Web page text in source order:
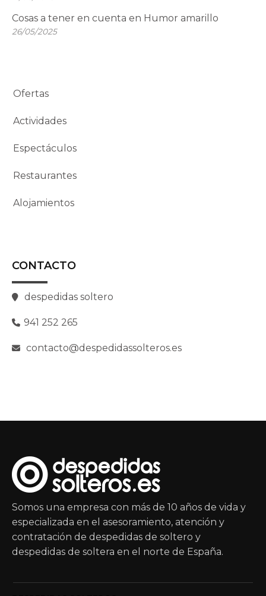
Cosas a tener en cuenta en Humor amarillo
26/05/2025
Ofertas
Actividades
Espectáculos
Restaurantes
Alojamientos
CONTACTO
despedidas soltero
941 252 265
contacto@despedidassolteros.es
Somos una empresa con más de 10 años de vida y
especializada en el asesoramiento, atención y
contratación de despedidas de soltero y
despedidas de soltera en el norte de España.